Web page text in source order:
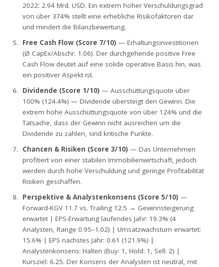
2022: 2.94 Mrd. USD. Ein extrem hoher Verschuldungsgrad
von über 374% stellt eine erhebliche Risikofaktoren dar
und mindert die Bilanzbewertung.
Free Cash Flow (Score 7/10) — Erhaltungsinvestitionen
(Ø CapEx/Abschr. 1.06). Der durchgehende positive Free
Cash Flow deutet auf eine solide operative Basis hin, was
ein positiver Aspekt ist.
Dividende (Score 1/10) — Ausschüttungsquote über
100% (124.4%) — Dividende übersteigt den Gewinn. Die
extrem hohe Ausschüttungsquote von über 124% und die
Tatsache, dass der Gewinn nicht ausreichen um die
Dividende zu zahlen, sind kritische Punkte.
Chancen & Risiken (Score 3/10) — Das Unternehmen
profitiert von einer stabilen Immobilienwirtschaft, jedoch
werden durch hohe Verschuldung und geringe Profitabilität
Risiken geschaffen.
Perspektive & Analystenkonsens (Score 5/10) —
Forward-KGV 11.7 vs. Trailing 12.5 → Gewinnsteigerung
erwartet | EPS-Erwartung laufendes Jahr: 19.3% (4
Analysten, Range 0.95–1.02) | Umsatzwachstum erwartet:
15.6% | EPS nächstes Jahr: 0.61 (121.9%) |
Analystenkonsens: Halten (Buy: 1, Hold: 1, Sell: 2) |
Kursziel: 6.25. Der Konsens der Analysten ist neutral, mit